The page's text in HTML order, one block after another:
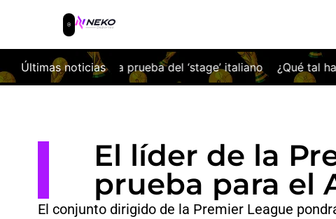
Últimas noticias
del ‘stage’ italiano ¿Qué tal ha ido la pretemporada del
El líder de la
prueba para el
El conjunto dirigido de la Premier League